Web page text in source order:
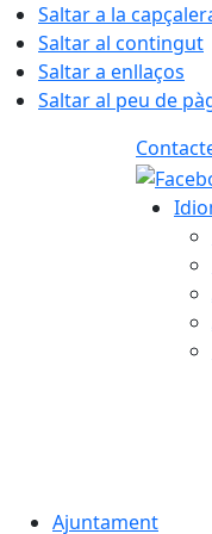
Saltar a la
Saltar al contingut
Saltar a enllaços
Saltar al peu de
Ajuntament